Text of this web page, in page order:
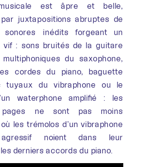
est âpre et belle,
juxtapositions abruptes de
sonores inédits forgeant un
vif : sons bruités de la guitare
du saxophone,
cordes du piano, baguette
tuyaux du vibraphone ou le
waterphone amplifié : les
pages ne sont pas moins
les trémolos d’un vibraphone
noient dans leur
derniers accords du piano.